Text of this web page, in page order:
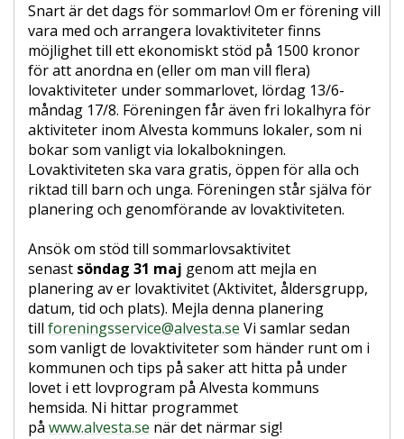
Snart är det dags för sommarlov! Om er förening vill
vara med och arrangera lovaktiviteter finns
möjlighet till ett ekonomiskt stöd på 1500 kronor
för att anordna en (eller om man vill flera)
lovaktiviteter under sommarlovet, lördag 13/6-
måndag 17/8. Föreningen får även fri lokalhyra för
aktiviteter inom Alvesta kommuns lokaler, som ni
bokar som vanligt via lokalbokningen.
Lovaktiviteten ska vara gratis, öppen för alla och
riktad till barn och unga. Föreningen står själva för
planering och genomförande av lovaktiviteten.
Ansök om stöd till sommarlovsaktivitet
senast söndag 31 maj genom att mejla en
planering av er lovaktivitet (Aktivitet, åldersgrupp,
datum, tid och plats). Mejla denna planering
till foreningsservice@alvesta.se Vi samlar sedan
som vanligt de lovaktiviteter som händer runt om i
kommunen och tips på saker att hitta på under
lovet i ett lovprogram på Alvesta kommuns
hemsida. Ni hittar programmet
på www.alvesta.se när det närmar sig!